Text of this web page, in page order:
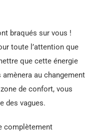
braqués sur vous !
toute l’attention que
que cette énergie
au changement
de confort, vous
des vagues.
complètement